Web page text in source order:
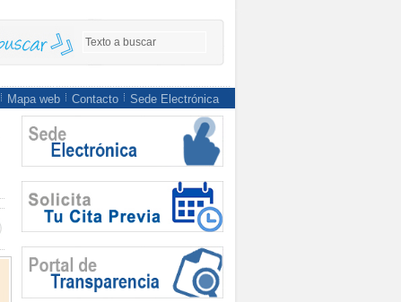
Mapa web Contacto Sede Electrónica